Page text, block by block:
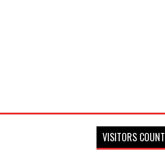
VISITORS COUNT